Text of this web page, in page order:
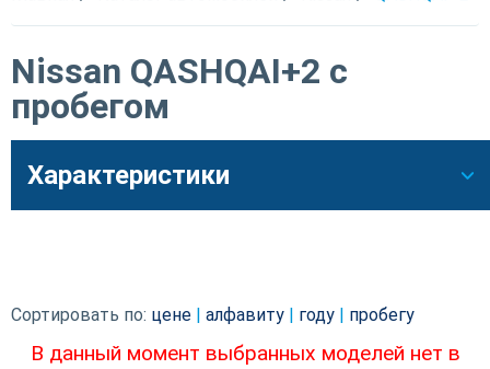
Nissan QASHQAI+2 с
пробегом
Характеристики
Сортировать по: цене алфавиту году пробегу
В данный момент выбранных моделей нет в